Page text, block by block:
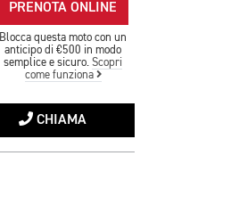
PRENOTA ONLINE
Blocca questa moto con un
anticipo di €500 in modo
semplice e sicuro.Scopri
come funziona
CHIAMA